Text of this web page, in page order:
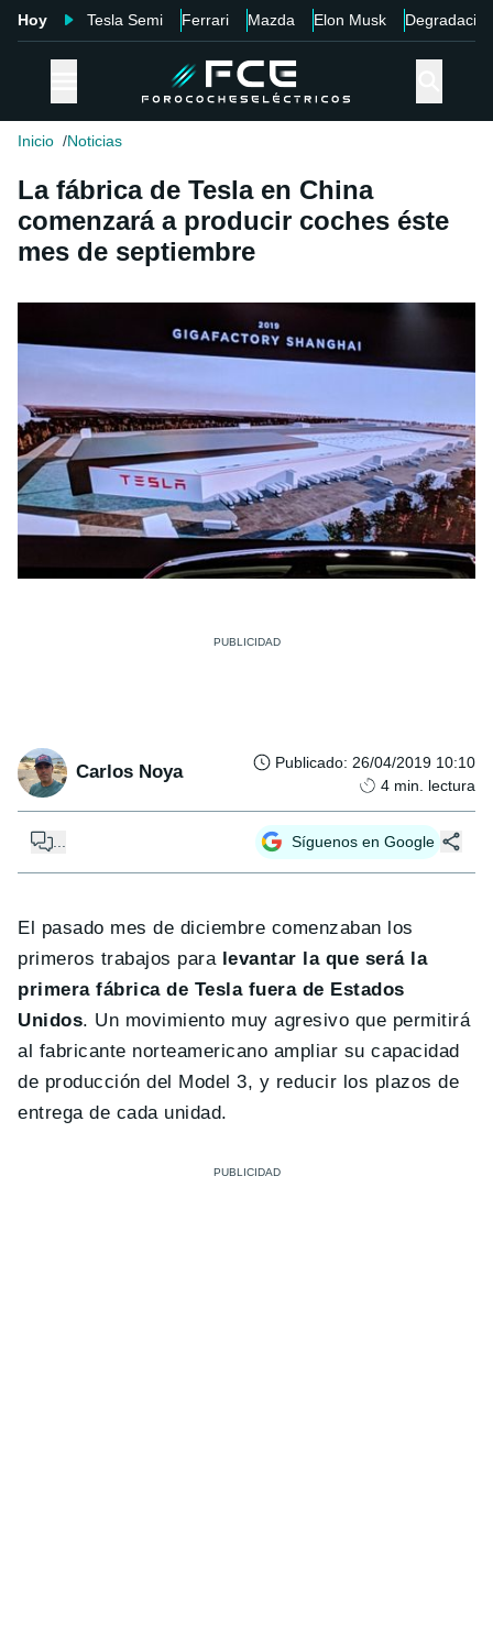
Hoy Tesla Semi Ferrari Mazda Elon Musk Degradación
Inicio Noticias
La fábrica de Tesla en China
comenzará a producir coches éste
mes de septiembre
Carlos Noya Publicado: 26/04/2019 10:10
4 min. lectura
Síguenos en Google
El pasado mes de diciembre comenzaban los
primeros trabajos paralevantar la que será la
primera fábrica de Tesla fuera de Estados
Unidos. Un movimiento muy agresivo que permitirá
al fabricante norteamericano ampliar su capacidad
de producción del Model 3, y reducir los plazos de
entrega de cada unidad.